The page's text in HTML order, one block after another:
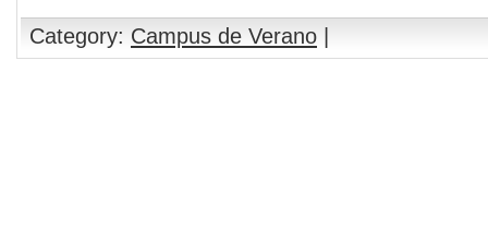
Category: Campus de Verano